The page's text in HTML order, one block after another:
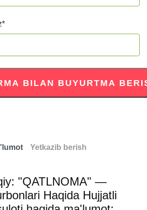
*
Yetkazib berish
"QATLNOMA" —
Haqida Hujjatli